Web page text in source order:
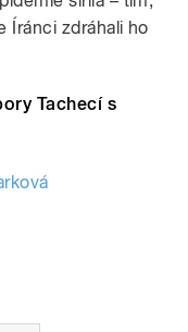
Íránci zdráhali ho
Tachecí s